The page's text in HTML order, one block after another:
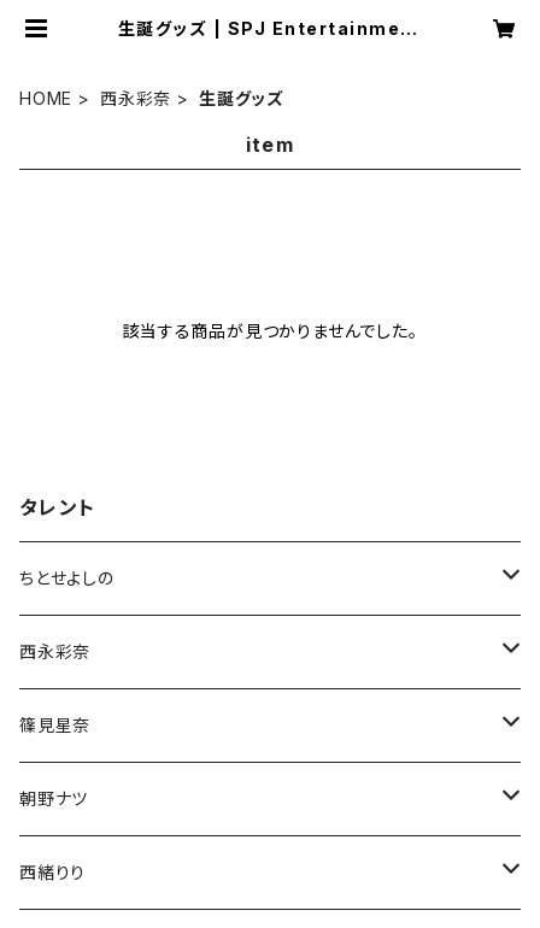
生誕グッズ | SPJ Entertainment
HOME 西永彩奈 生誕グッズ
item
該当する商品が見つかりませんでした。
タレント
ちとせよしの
チェキ
ブロマイド
CD
生誕グッズ
西永彩奈
チェキ
ブロマイド
生誕グッズ
篠見星奈
チェキ
ブロマイド
朝野ナツ
チェキ
西緒りり